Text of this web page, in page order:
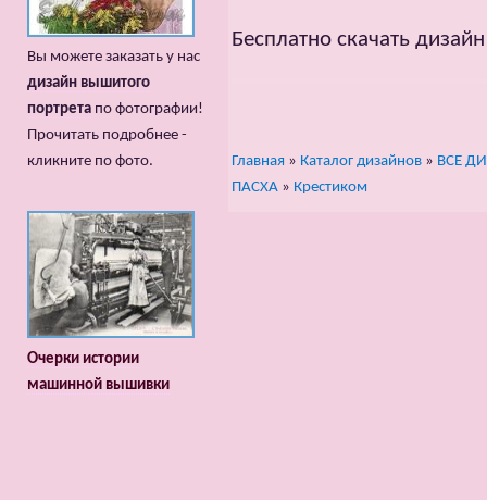
Бесплатно скачать
Главная » Каталог дизайнов » ВСЕ
ПАСХА » Крестиком
Вы можете заказать у нас
дизайн вышитого
портрета по фотографии!
Прочитать подробнее -
кликните по фото.
Очерки истории
машинной вышивки